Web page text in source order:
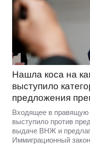
Нашла коса на
выступило
предложения
Входящее в
выступило против
выдаче ВНЖ и
Иммиграционный